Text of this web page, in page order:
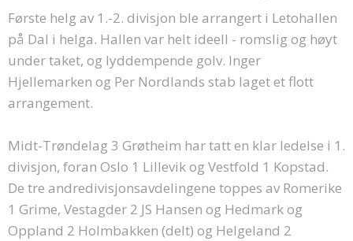
Første helg av 1.-2. divisjon ble arrangert i Letohallen
på Dal i helga. Hallen var helt ideell - romslig og høyt
under taket, og lyddempende golv. Inger
Hjellemarken og Per Nordlands stab laget et flott
arrangement.
Midt-Trøndelag 3 Grøtheim har tatt en klar ledelse i 1.
divisjon, foran Oslo 1 Lillevik og Vestfold 1 Kopstad.
De tre andredivisjonsavdelingene toppes av Romerike
1 Grime, Vestagder 2 JS Hansen og Hedmark og
Oppland 2 Holmbakken (delt) og Helgeland 2